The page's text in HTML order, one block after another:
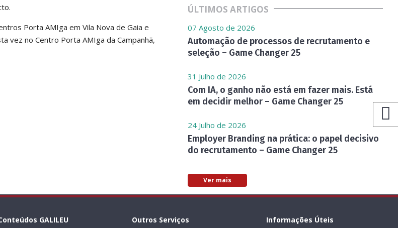
Porta AMIga em Vila Nova de Gaia e
vez no Centro Porta AMIga da Campanhã,
ÚLTIMOS ARTIGOS
07 Agosto de 2026
Automação de processos de recrutamento e
seleção – Game Changer 25
31 Julho de 2026
Com IA, o ganho não está em fazer mais. Está
em decidir melhor – Game Changer 25
24 Julho de 2026
Employer Branding na prática: o papel decisivo
do recrutamento – Game Changer 25
Ver mais
GALILEU
Outros Serviços
Informações Úteis